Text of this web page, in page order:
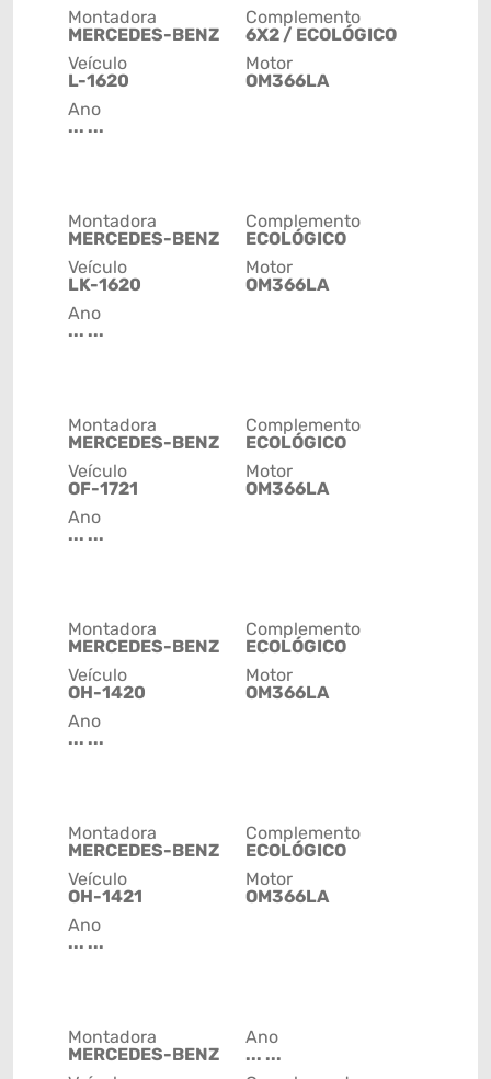
Montadora
MERCEDES-BENZ
Veículo
L-1620
Ano
... ...
Complemento
6X2 / ECOLÓGICO
Motor
OM366LA
Montadora
MERCEDES-BENZ
Veículo
LK-1620
Ano
... ...
Complemento
ECOLÓGICO
Motor
OM366LA
Montadora
MERCEDES-BENZ
Veículo
OF-1721
Ano
... ...
Complemento
ECOLÓGICO
Motor
OM366LA
Montadora
MERCEDES-BENZ
Veículo
OH-1420
Ano
... ...
Complemento
ECOLÓGICO
Motor
OM366LA
Montadora
MERCEDES-BENZ
Veículo
OH-1421
Ano
... ...
Complemento
ECOLÓGICO
Motor
OM366LA
Montadora
MERCEDES-BENZ
Ano
... ...